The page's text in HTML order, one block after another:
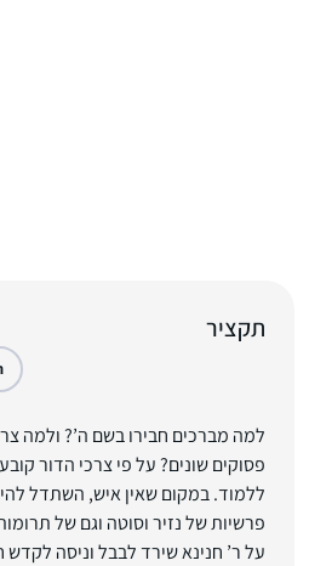
תקציר
למה מברכים חבירו בשם ה’? ולמה
פסוקים שונים? על פי צרכי הדור
ללמוד. במקום שאין איש, השתדל
פרשיות של נזיר וסוטה וגם של
על ר’ חנינא שירד לבבל וניסה לקדש